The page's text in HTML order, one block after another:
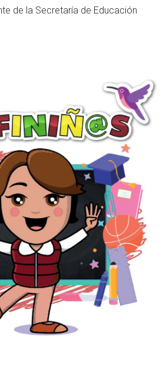
de la Secretaría de Educación